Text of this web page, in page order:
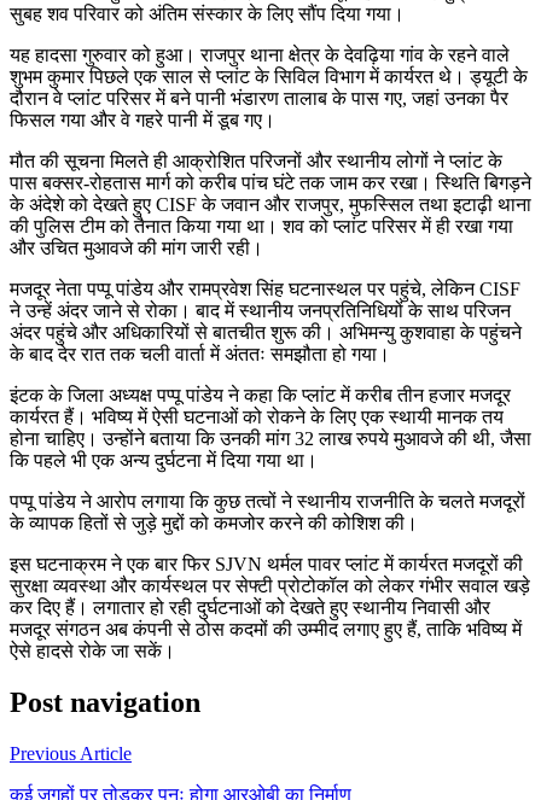
सुबह शव परिवार को अंतिम संस्कार के लिए सौंप दिया गया।
यह हादसा गुरुवार को हुआ। राजपुर थाना क्षेत्र के देवढ़िया गांव के रहने वाले
शुभम कुमार पिछले एक साल से प्लांट के सिविल विभाग में कार्यरत थे। ड्यूटी के
दौरान वे प्लांट परिसर में बने पानी भंडारण तालाब के पास गए, जहां उनका पैर
फिसल गया और वे गहरे पानी में डूब गए।
मौत की सूचना मिलते ही आक्रोशित परिजनों और स्थानीय लोगों ने प्लांट के
पास बक्सर-रोहतास मार्ग को करीब पांच घंटे तक जाम कर रखा। स्थिति बिगड़ने
के अंदेशे को देखते हुए CISF के जवान और राजपुर, मुफस्सिल तथा इटाढ़ी थाना
की पुलिस टीम को तैनात किया गया था। शव को प्लांट परिसर में ही रखा गया
और उचित मुआवजे की मांग जारी रही।
मजदूर नेता पप्पू पांडेय और रामप्रवेश सिंह घटनास्थल पर पहुंचे, लेकिन CISF
ने उन्हें अंदर जाने से रोका। बाद में स्थानीय जनप्रतिनिधियों के साथ परिजन
अंदर पहुंचे और अधिकारियों से बातचीत शुरू की। अभिमन्यु कुशवाहा के पहुंचने
के बाद देर रात तक चली वार्ता में अंततः समझौता हो गया।
इंटक के जिला अध्यक्ष पप्पू पांडेय ने कहा कि प्लांट में करीब तीन हजार मजदूर
कार्यरत हैं। भविष्य में ऐसी घटनाओं को रोकने के लिए एक स्थायी मानक तय
होना चाहिए। उन्होंने बताया कि उनकी मांग 32 लाख रुपये मुआवजे की थी, जैसा
कि पहले भी एक अन्य दुर्घटना में दिया गया था।
पप्पू पांडेय ने आरोप लगाया कि कुछ तत्वों ने स्थानीय राजनीति के चलते मजदूरों
के व्यापक हितों से जुड़े मुद्दों को कमजोर करने की कोशिश की।
इस घटनाक्रम ने एक बार फिर SJVN थर्मल पावर प्लांट में कार्यरत मजदूरों की
सुरक्षा व्यवस्था और कार्यस्थल पर सेफ्टी प्रोटोकॉल को लेकर गंभीर सवाल खड़े
कर दिए हैं। लगातार हो रही दुर्घटनाओं को देखते हुए स्थानीय निवासी और
मजदूर संगठन अब कंपनी से ठोस कदमों की उम्मीद लगाए हुए हैं, ताकि भविष्य में
ऐसे हादसे रोके जा सकें।
Post navigation
Previous Article
कई जगहों पर तोड़कर पुनः होगा आरओबी का निर्माण